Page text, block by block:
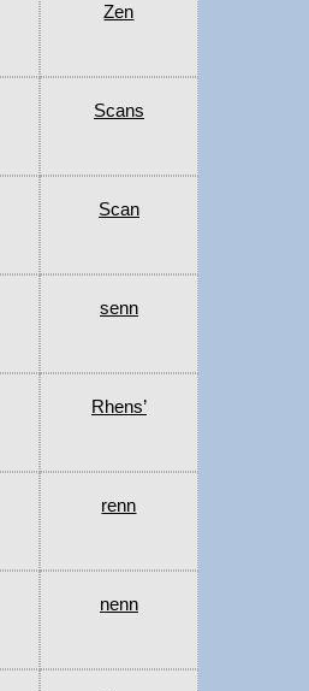
Zen
Scans
Scan
senn
Rhens’
renn
nenn